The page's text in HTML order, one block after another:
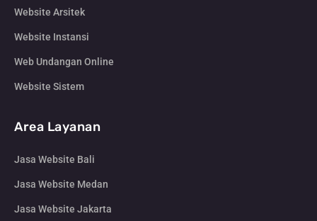
Website Arsitek
Website Instansi
Web Undangan Online
Website Sistem
Area Layanan
Jasa Website Bali
Jasa Website Medan
Jasa Website Jakarta